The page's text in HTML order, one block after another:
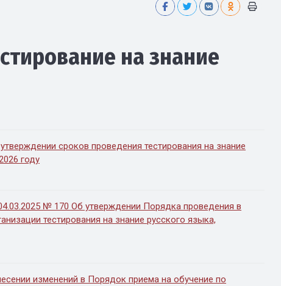
на знание
сроков проведения тестирования на знание
году
№ 170 Об утверждении Порядка проведения в
тестирования на знание русского языка,
изменений в Порядок приема на обучение по